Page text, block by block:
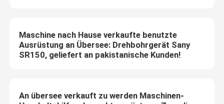
Maschine nach Hause verkaufte benutzte
Ausrüstung an Übersee: Drehbohrgerät Sany
SR150, geliefert an pakistanische Kunden!
An übersee verkauft zu werden Maschinen-